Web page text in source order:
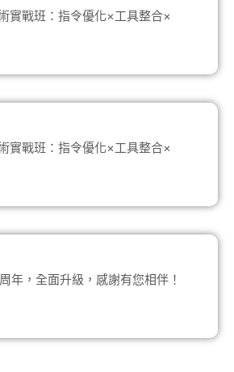
實戰班：指令優化×工具整合×
實戰班：指令優化×工具整合×
年，全面升級，感謝有您相伴！